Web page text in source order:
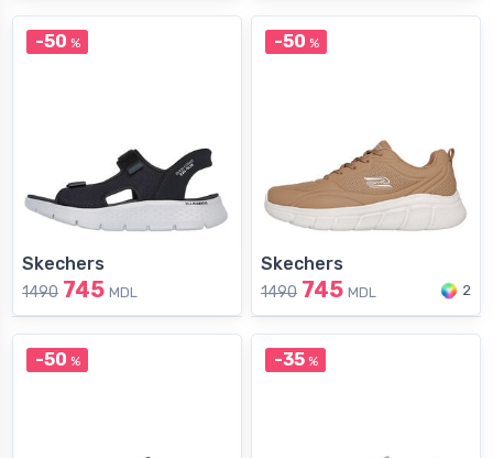
-50 %
Skechers
1490 745 MDL
-50 %
Skechers
1490 745 MDL 2
-50 % -35%